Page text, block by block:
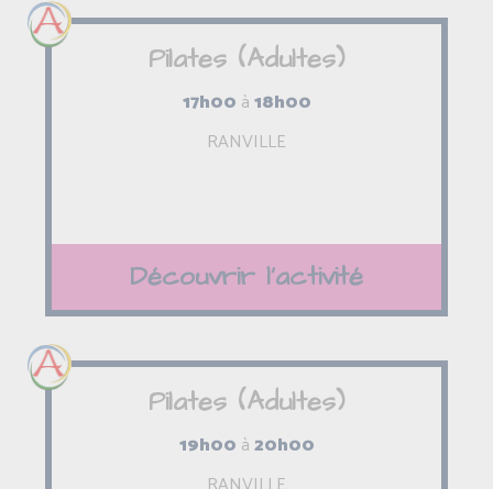
Pilates (Adultes)
17h00 à18h00
RANVILLE
Découvrir l'activité
Pilates (Adultes)
19h00 à20h00